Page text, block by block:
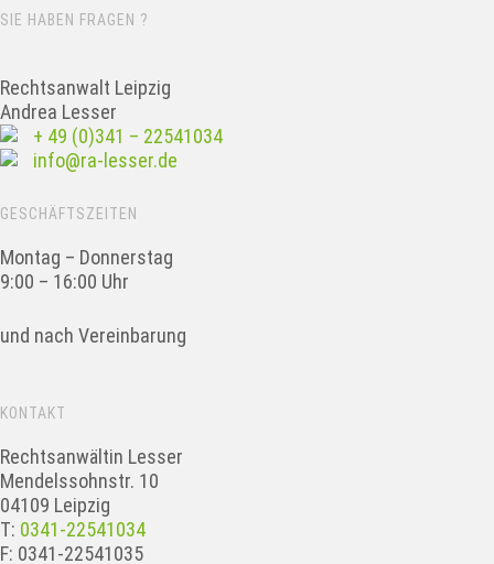
SIE HABEN FRAGEN ?
Rechtsanwalt Leipzig
Andrea Lesser
+ 49 (0)341 – 22541034
info@ra-lesser.de
GESCHÄFTSZEITEN
Montag – Donnerstag
9:00 – 16:00 Uhr
und nach Vereinbarung
KONTAKT
Rechtsanwältin Lesser
Mendelssohnstr. 10
04109 Leipzig
T: 0341-22541034
F: 0341-22541035